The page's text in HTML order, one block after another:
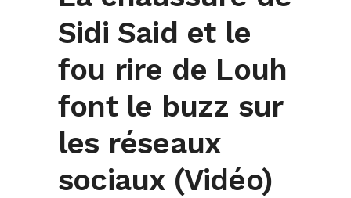
Sidi Said et le
fou rire de Louh
font le buzz sur
les réseaux
sociaux (Vidéo)